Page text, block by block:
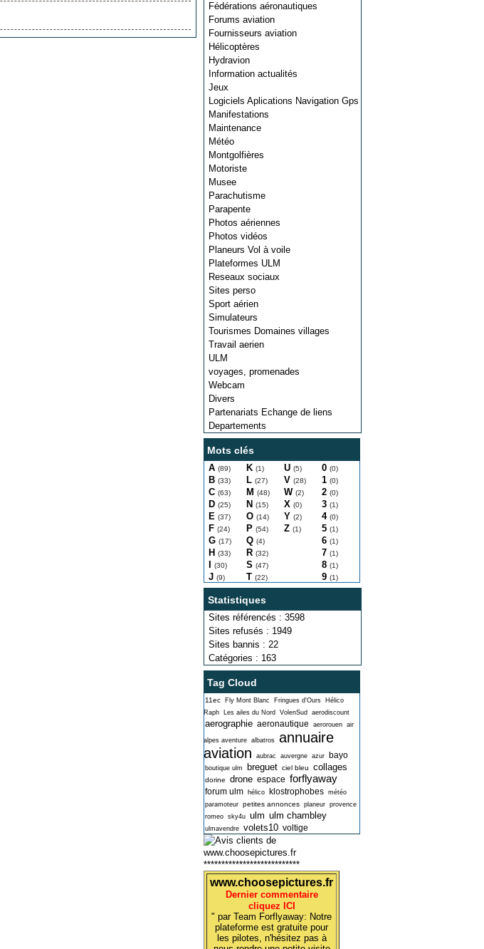
Fédérations aéronautiques
Forums aviation
Fournisseurs aviation
Hélicoptères
Hydravion
Information actualités
Jeux
Logiciels Aplications Navigation Gps
Manifestations
Maintenance
Météo
Montgolfières
Motoriste
Musee
Parachutisme
Parapente
Photos aériennes
Photos vidéos
Planeurs Vol à voile
Plateformes ULM
Reseaux sociaux
Sites perso
Sport aérien
Simulateurs
Tourismes Domaines villages
Travail aerien
ULM
voyages, promenades
Webcam
Divers
Partenariats Echange de liens
Departements
Mots clés
A (89)
B (33)
C (63)
D (25)
E (37)
F (24)
G (17)
H (33)
(30)
J (9)
K (1)
L (27)
M (48)
N (15)
O (14)
P (54)
Q (4)
R (32)
S (47)
T (22)
U (5)
V (28)
W (2)
X (0)
Y (2)
Z (1)
0 (0)
1 (0)
2 (0)
3 (1)
4 (0)
5 (1)
6 (1)
7 (1)
8 (1)
9 (1)
Statistiques
Sites référencés : 3598
Sites refusés : 1949
Sites bannis : 22
Catégories : 163
Tag Cloud
11ec Fly Mont Blanc Fringues d'Ours
Hélico
Raph
Les ailes du Nord VolenSud aerodiscount
aerographie aeronautique aerorouen air
alpes aventure albatros annuaire
aviation
aubrac auvergne azur bayo
boutique ulm breguet ciel bleu collages
dorine drone espace forflyaway
forum ulm hélico klostrophobes météo
paramoteur petites annonces planeur provence
romeo sky4u ulm ulm chambley
ulmavendre volets10 voltige
***************************
www.choosepictures.fr
Dernier commentaire
cliquez ICI
" par Team Forflyaway: Notre
plateforme est gratuite pour
les pilotes, n'hésitez pas à